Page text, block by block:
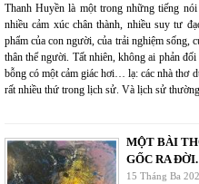
Thanh Huyền là một trong những tiếng
nhiều cảm xúc chân thành, nhiều suy tư
phẩm của con người, của trải nghiệm sống,
thân thể người. Tất nhiên, không ai phản
bỗng có một cảm giác hơi… lạ: các nhà thơ
rất nhiều thứ trong lịch sử. Và lịch sử
MỘT BÀI
GỐC RA ĐỜI.
15 Tháng Ba